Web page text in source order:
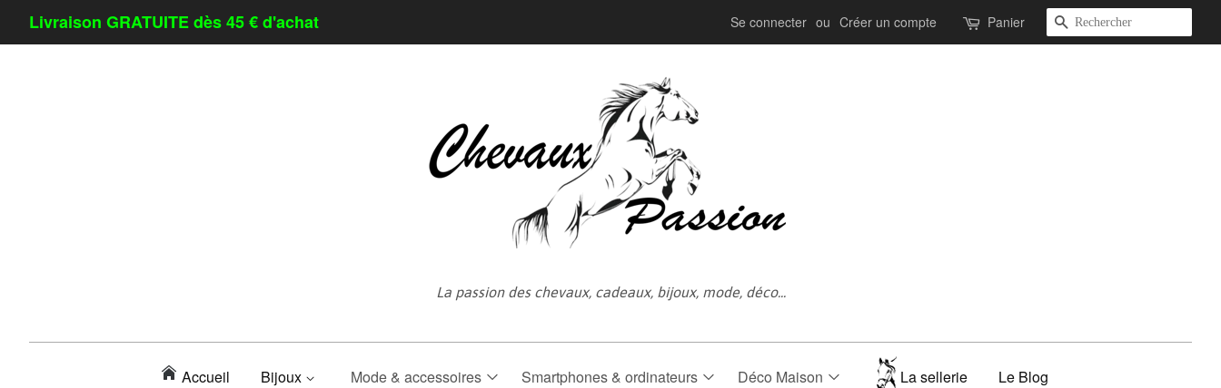
Livraison GRATUITE dès 45 € d'achat Se connecter ou Créer un compte Panier Recherche
La passion des chevaux, cadeaux, bijoux, mode, déco...
Accueil Bijoux Mode & accessoires Smartphones & ordinateurs Déco Maison La sellerie Le Blog